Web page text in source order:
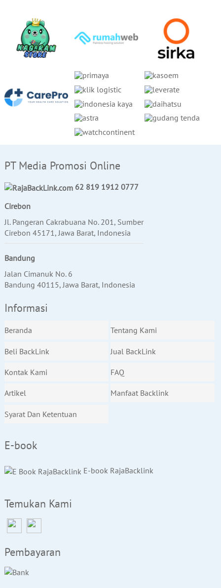
PT Media Promosi Online
62 819 1912 0777
Cirebon
Jl. Pangeran Cakrabuana No. 201, Sumber
Cirebon 45171, Jawa Barat, Indonesia
Bandung
Jalan Cimanuk No. 6
Bandung 40115, Jawa Barat, Indonesia
Informasi
Beranda Tentang Kami
Beli BackLink Jual BackLink
Kontak Kami FAQ
Artikel Manfaat Backlink
Syarat Dan Ketentuan
E-book
E-book RajaBacklink
Temukan Kami
Pembayaran